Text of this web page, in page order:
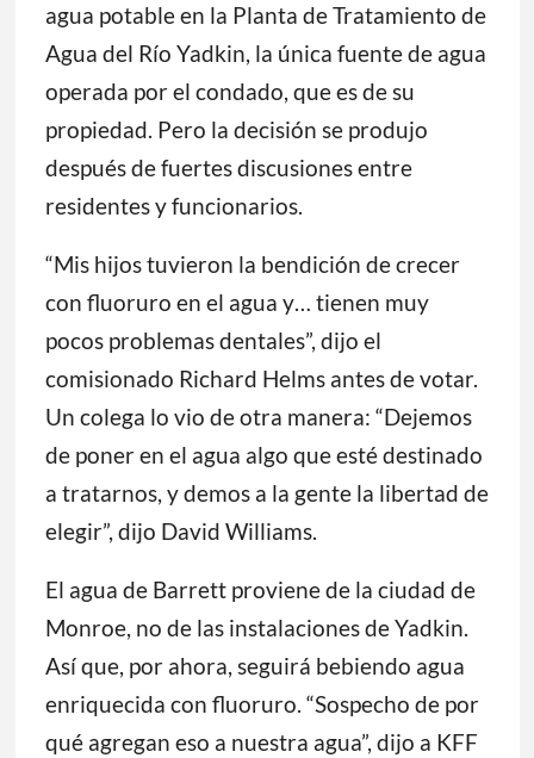
agua potable en la Planta de Tratamiento de
Agua del Río Yadkin, la única fuente de agua
operada por el condado, que es de su
propiedad. Pero la decisión se produjo
después de fuertes discusiones entre
residentes y funcionarios.
“Mis hijos tuvieron la bendición de crecer
con fluoruro en el agua y… tienen muy
pocos problemas dentales”, dijo el
comisionado Richard Helms antes de votar.
Un colega lo vio de otra manera: “Dejemos
de poner en el agua algo que esté destinado
a tratarnos, y demos a la gente la libertad de
elegir”, dijo David Williams.
El agua de Barrett proviene de la ciudad de
Monroe, no de las instalaciones de Yadkin.
Así que, por ahora, seguirá bebiendo agua
enriquecida con fluoruro. “Sospecho de por
qué agregan eso a nuestra agua”, dijo a KFF